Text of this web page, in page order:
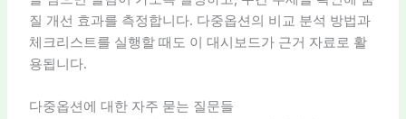
질 개선 효과를 측정합니다. 다중옵션의 비교 분석 방법과
체크리스트를 실행할 때도 이 대시보드가 근거 자료로 활
용됩니다.
다중옵션에 대한 자주 묻는 질문들